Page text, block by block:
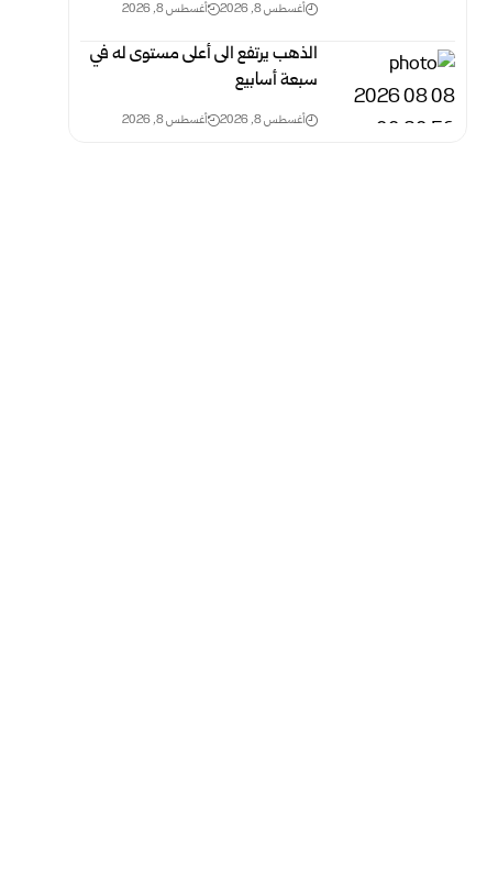
أغسطس 8, 2026 أغسطس 8, 2026
الذهب يرتفع الى أعلى مستوى له في
سبعة أسابيع
أغسطس 8, 2026 أغسطس 8, 2026